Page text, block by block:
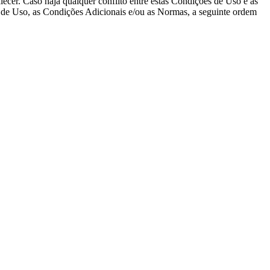
Uso, as Condições Adicionais e/ou as Normas, a seguinte ordem